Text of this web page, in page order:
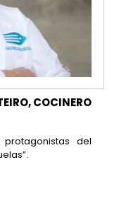
COCINERO
del